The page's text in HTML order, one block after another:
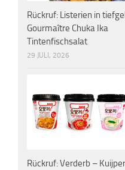
Rückruf: Listerien in
Gourmaître Chuka Ika
Tintenfischsalat
29 JULI, 2026
Rückruf: Verderb –